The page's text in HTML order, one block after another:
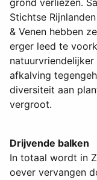
grond verliezen.
Stichtse
& Venen hebben
erger leed te
afkalving
diversiteit aan
vergroot.
Drijvende balken
In totaal wordt in
oever vervangen